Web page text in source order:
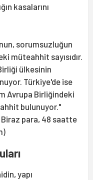
kasalarını
sorumsuzluğun
müteahhit sayısıdır.
ülkesinin
Türkiye'de ise
Avrupa Birliğindeki
bulunuyor."
para, 48 saatte
yapı